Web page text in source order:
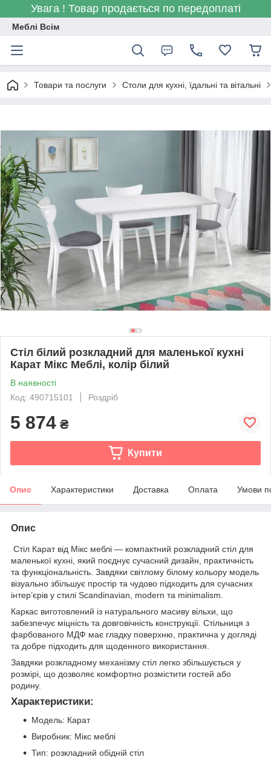
Увага ! Товар продається по передоплаті
Меблі Всім
Товари та послуги Столи для кухні, їдальні та вітальні
Стіл білий розкладний для маленької кухні
Карат Мікс Меблі, колір білий
В наявності
Код: 490715101
Роздріб
5 874 ₴
Купити
Опис Характеристики Доставка Оплата Умови
Опис
Стіл Карат від Мікс меблі — компактний розкладний стіл для
маленької кухні, який поєднує сучасний дизайн, практичність
та функціональність. Завдяки світлому білому кольору модель
візуально збільшує простір та чудово підходить для сучасних
інтер’єрів у стилі Scandinavian, modern та minimalism.
Каркас виготовлений із натурального масиву вільхи, що
забезпечує міцність та довговічність конструкції. Стільниця з
фарбованого МДФ має гладку поверхню, практична у догляді
та добре підходить для щоденного використання.
Завдяки розкладному механізму стіл легко збільшується у
розмірі, що дозволяє комфортно розмістити гостей або
родину.
Характеристики:
Модель: Карат
Виробник: Мікс меблі
Тип: розкладний обідній стіл